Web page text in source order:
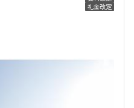
追加
礼金改定